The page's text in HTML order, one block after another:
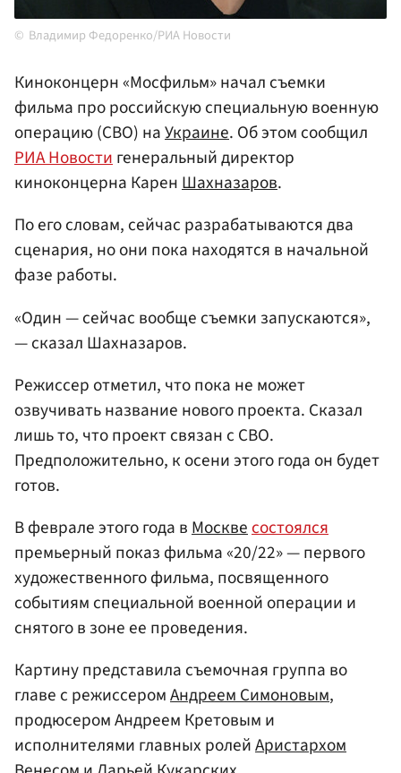
Владимир Федоренко/РИА Новости
Киноконцерн «Мосфильм» начал съемки
фильма про российскую специальную военную
операцию (СВО) наУкраине. Об этом сообщил
РИА Новостигенеральный директор
киноконцерна КаренШахназаров.
По его словам, сейчас разрабатываются два
сценария, но они пока находятся в начальной
фазе работы.
«Один — сейчас вообще съемки запускаются»,
— сказал Шахназаров.
Режиссер отметил, что пока не может
озвучивать название нового проекта. Сказал
лишь то, что проект связан с СВО.
Предположительно, к осени этого года он будет
готов.
В феврале этого года вМосквесостоялся
премьерный показ фильма «20/22» — первого
художественного фильма, посвященного
событиям специальной военной операции и
снятого в зоне ее проведения.
Картину представила съемочная группа во
главе с режиссеромАндреем Симоновым,
продюсером Андреем Кретовым и
исполнителями главных ролейАристархом